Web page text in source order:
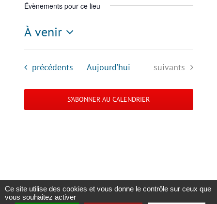
Évènements pour ce lieu
À venir
Sélectionnez
date.
Évènements
précédents Aujourd’hui Évènements
suivants
S’ABONNER AU CALENDRIER
Copyright 2023 |Solidaris Wallonie|Mentions légales et politique de
Ce site utilise des cookies et vous donne le contrôle sur ceux que
vous souhaitez activer